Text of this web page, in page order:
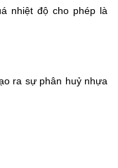
nhiệt độ cho phép là
ra sự phân huỷ nhựa